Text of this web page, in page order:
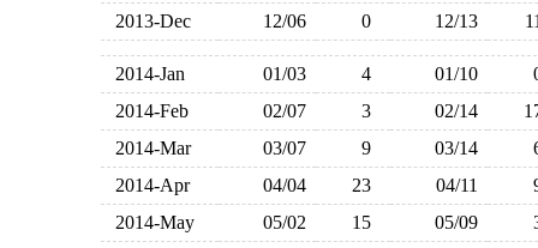
2013-Dec
12/06 0 12/13
2014-Jan 01/03 4 01/10
2014-Feb
02/07 3 02/14
2014-Mar
03/07 9 03/14
2014-Apr
04/04 23 04/11
2014-May
05/02 15 05/09